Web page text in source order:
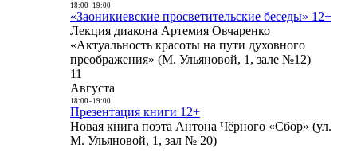
18:00- 19:00
«Заоникиевские просветительские беседы» 12+
Лекция диакона Артемия Овчаренко
«Актуальность красоты на пути духовного
преображения» (М. Ульяновой, 1, зале №12)
11
Августа
18:00- 19:00
Презентация книги 12+
Новая книга поэта Антона Чёрного «Сбор» (ул.
М. Ульяновой, 1, зал № 20)